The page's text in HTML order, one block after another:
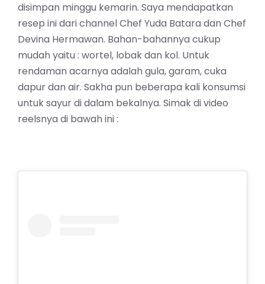
disimpan minggu kemarin. Saya mendapatkan
resep ini dari channel Chef Yuda Batara dan Chef
Devina Hermawan. Bahan-bahannya cukup
mudah yaitu : wortel, lobak dan kol. Untuk
rendaman acarnya adalah gula, garam, cuka
dapur dan air. Sakha pun beberapa kali konsumsi
untuk sayur di dalam bekalnya. Simak di video
reelsnya di bawah ini :